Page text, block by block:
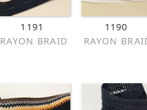
1191
RAYON BRAID
1190
RAYON